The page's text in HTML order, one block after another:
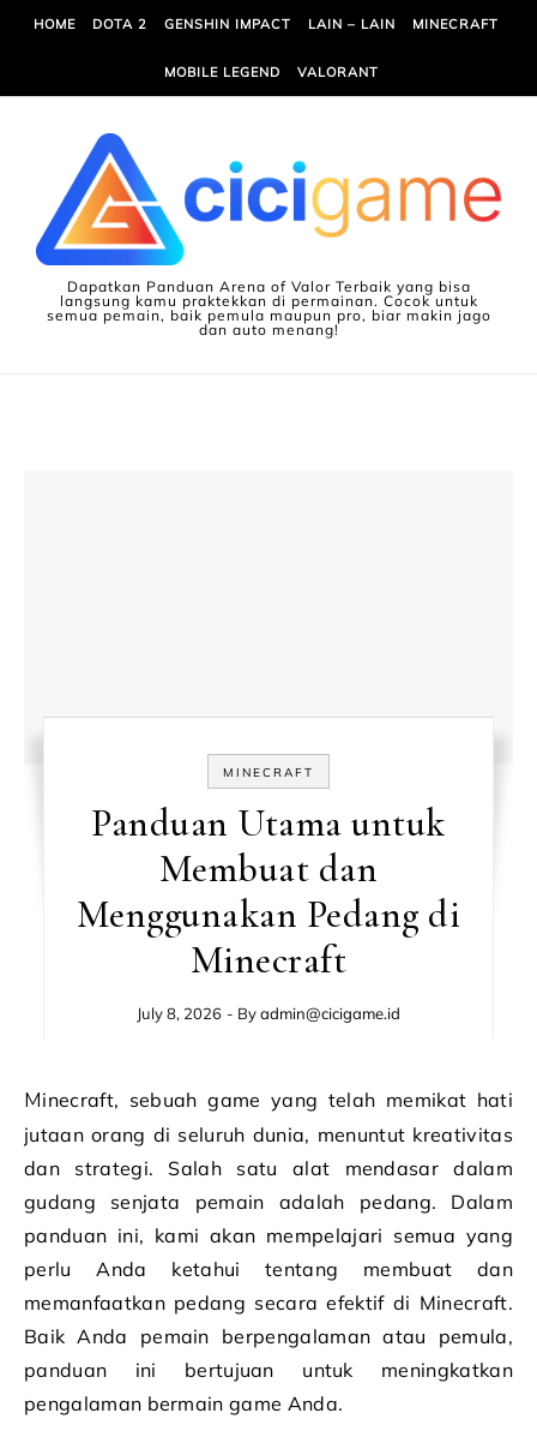
Skip to content
HOME DOTA 2 GENSHIN IMPACT LAIN – LAIN MINECRAFT
MOBILE LEGEND VALORANT
Dapatkan Panduan Arena of Valor Terbaik yang bisa
langsung kamu praktekkan di permainan. Cocok untuk
semua pemain, baik pemula maupun pro, biar makin jago
dan auto menang!
MINECRAFT
Panduan Utama untuk
Membuat dan
Menggunakan Pedang di
Minecraft
July 8, 2026 - Byadmin@cicigame.id
Minecraft, sebuah game yang telah memikat hati
jutaan orang di seluruh dunia, menuntut kreativitas
dan strategi. Salah satu alat mendasar dalam
gudang senjata pemain adalah pedang. Dalam
panduan ini, kami akan mempelajari semua yang
perlu Anda ketahui tentang membuat dan
memanfaatkan pedang secara efektif di Minecraft.
Baik Anda pemain berpengalaman atau pemula,
panduan ini bertujuan untuk meningkatkan
pengalaman bermain game Anda.